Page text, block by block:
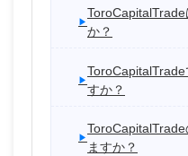
か？
すか？
ますか？